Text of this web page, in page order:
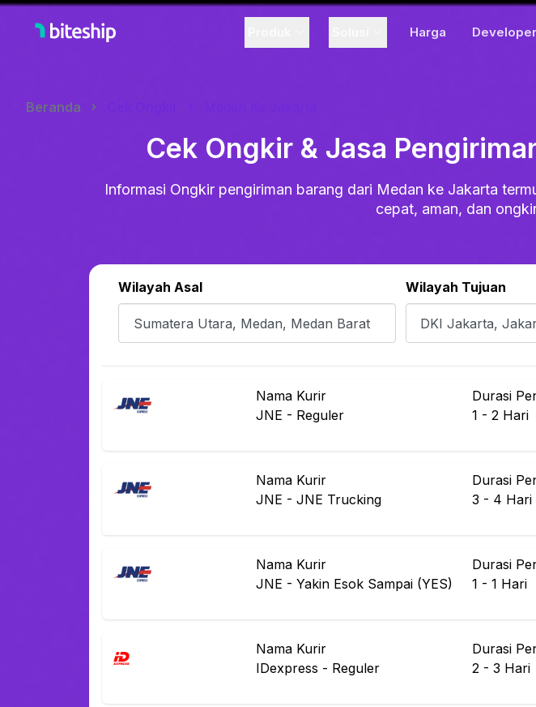
Harga Developer
Beranda
Cek Ongkir & Jasa
Informasi Ongkir pengiriman barang dari Medan ke Jakarta
cepat, aman, dan
Wilayah Asal Wilayah Tujuan
Nama Kurir
JNE - Reguler
Durasi
1 - 2 Hari
Nama Kurir
JNE - JNE Trucking
Durasi
3 - 4 Hari
Nama Kurir
JNE - Yakin Esok Sampai (YES)
Durasi
1 - 1 Hari
Nama Kurir
IDexpress - Reguler
Durasi
2 - 3 Hari